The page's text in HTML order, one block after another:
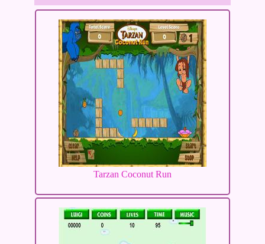
Tarzan Coconut Run